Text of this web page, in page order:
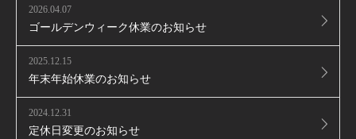
2026.04.07
ゴールデンウィーク休業のお知らせ
2025.12.15
年末年始休業のお知らせ
2024.12.31
定休日変更のお知らせ